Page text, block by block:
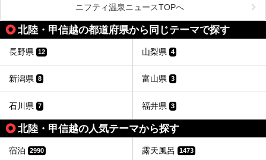
混雑を避けた自分だけのプライベートな空間で、落ち着いて
ひとり・友人たちだけでサウナを満喫できるとサウナーから
の注目も日に日に高まっています。
近年は首都圏・関西圏だけではなく、ここ北陸・甲信越エリ
アにも魅力的な施設が続々と誕生しています！今回は、そん
な北陸・甲信越エリアのおすすめ個室サウナとその魅力をを
紹介します！
ニフティ温泉ニュースTOPへ
北陸・甲信越の都道府県から同じテーマで探す
長野県 12 山梨県 4
新潟県 8 富山県 3
石川県 7 福井県 3
北陸・甲信越の人気テーマから探す
宿泊 2990 露天風呂 1473